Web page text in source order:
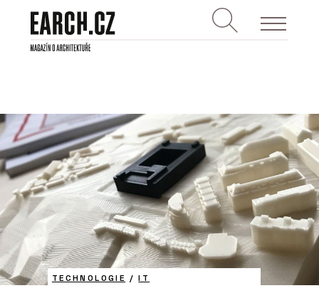
TECHNOLOGIE /IT